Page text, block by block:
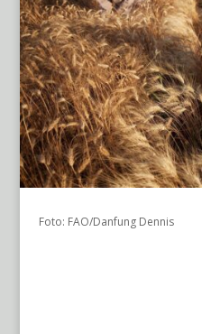
Foto: FAO/Danfung Dennis